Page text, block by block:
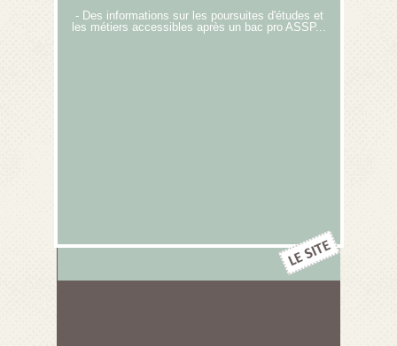
- Des informations sur les poursuites d'études et
les métiers accessibles après un bac pro ASSP...